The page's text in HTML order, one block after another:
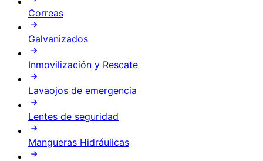
Correas
Galvanizados
Inmovilización y Rescate
Lavaojos de emergencia
Lentes de seguridad
Mangueras Hidráulicas